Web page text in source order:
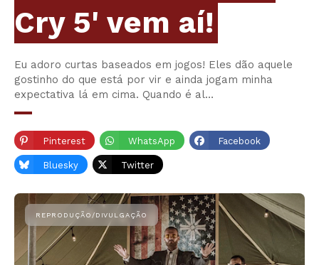
Cry 5' vem aí!
Eu adoro curtas baseados em jogos! Eles dão aquele
gostinho do que está por vir e ainda jogam minha
expectativa lá em cima. Quando é al…
Pinterest WhatsApp Facebook
Bluesky Twitter